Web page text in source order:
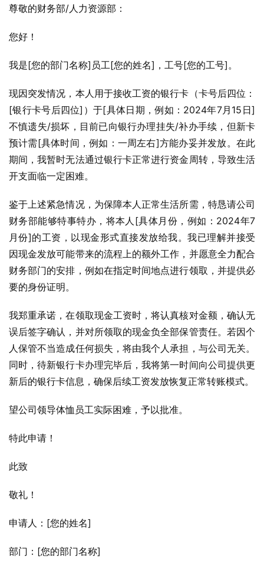
尊敬的财务部/人力资源部：
您好！
我是[您的部门名称]员工[您的姓名]，工号[您的工号]。
现因突发情况，本人用于接收工资的银行卡（卡号后四位：
[银行卡号后四位]）于[具体日期，例如：2024年7月15日]
不慎遗失/损坏，目前已向银行办理挂失/补办手续，但新卡
预计需[具体时间，例如：一周左右]方能办妥并发放。在此
期间，我暂时无法通过银行卡正常进行资金周转，导致生活
开支面临一定困难。
鉴于上述紧急情况，为保障本人正常生活所需，特恳请公司
财务部能够特事特办，将本人[具体月份，例如：2024年7
月份]的工资，以现金形式直接发放给我。我已理解并接受
因现金发放可能带来的流程上的额外工作，并愿意全力配合
财务部门的安排，例如在指定时间地点进行领取，并提供必
要的身份证明。
我郑重承诺，在领取现金工资时，将认真核对金额，确认无
误后签字确认，并对所领取的现金负全部保管责任。若因个
人保管不当造成任何损失，将由我个人承担，与公司无关。
同时，待新银行卡办理完毕后，我将第一时间向公司提供更
新后的银行卡信息，确保后续工资发放恢复正常转账模式。
望公司领导体恤员工实际困难，予以批准。
特此申请！
此致
敬礼！
申请人：[您的姓名]
部门：[您的部门名称]